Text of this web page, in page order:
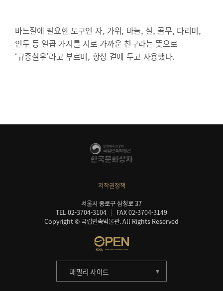
바느질에 필요한 도구인 자, 가위, 바늘, 실, 골무, 다리미,
인두 등 일곱 가지를 서로 가까운 친구라는 뜻으로
‘규중칠우’라고 부르며, 항상 곁에 두고 사용했다.
저작권정책
서울시 종로구 삼청로 37
TEL 02-3704-3104
FAX 02-3704-3149
Copyright © 국립민속박물관. All Rights Reserved
패밀리 사이트